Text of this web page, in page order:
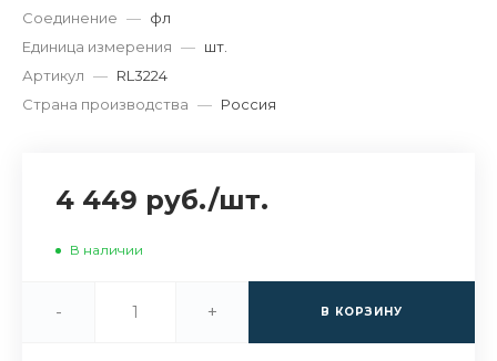
Соединение — фл
Единица измерения — шт.
Артикул — RL3224
Страна производства — Россия
4 449 руб./шт.
В наличии
- + В КОРЗИНУ